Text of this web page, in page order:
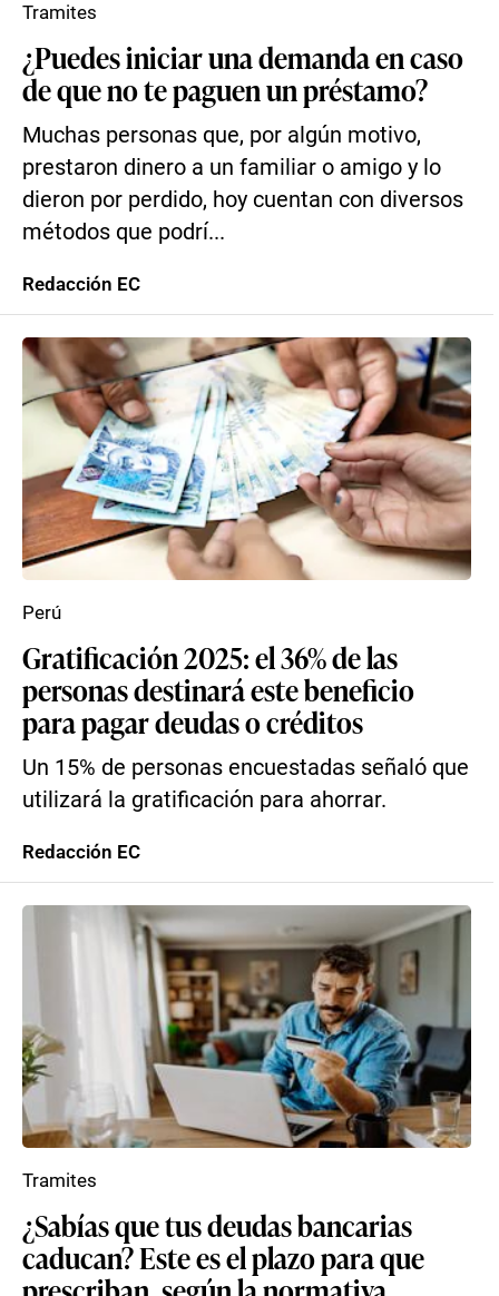
¿Puedes iniciar una demanda en caso
de que no te paguen un préstamo?
Muchas personas que, por algún motivo,
prestaron dinero a un familiar o amigo y lo
dieron por perdido, hoy cuentan con diversos
métodos que podrí...
Tramites
Redacción EC
Gratificación 2025: el 36% de las
personas destinará este beneficio
para pagar deudas o créditos
Un 15% de personas encuestadas señaló que
utilizará la gratificación para ahorrar.
Perú
Redacción EC
¿Sabías que tus deudas bancarias
caducan? Este es el plazo para que
Tramites